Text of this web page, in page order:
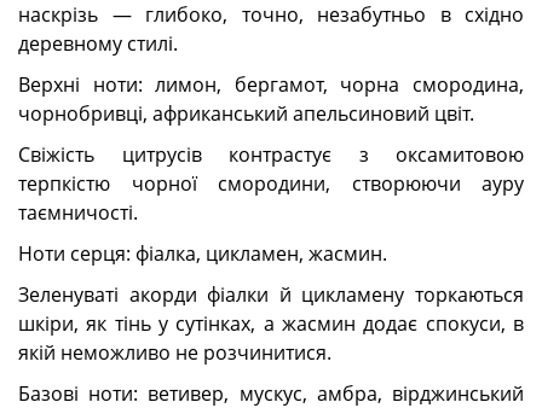
наскрізь — глибоко, точно, незабутньо в східно
деревному стилі.
Верхні ноти: лимон, бергамот, чорна смородина,
чорнобривці, африканський апельсиновий цвіт.
Свіжість цитрусів контрастує з оксамитовою
терпкістю чорної смородини, створюючи ауру
таємничості.
Ноти серця: фіалка, цикламен, жасмин.
Зеленуваті акорди фіалки й цикламену торкаються
шкіри, як тінь у сутінках, а жасмин додає спокуси, в
якій неможливо не розчинитися.
Базові ноти: ветивер, мускус, амбра, вірджинський